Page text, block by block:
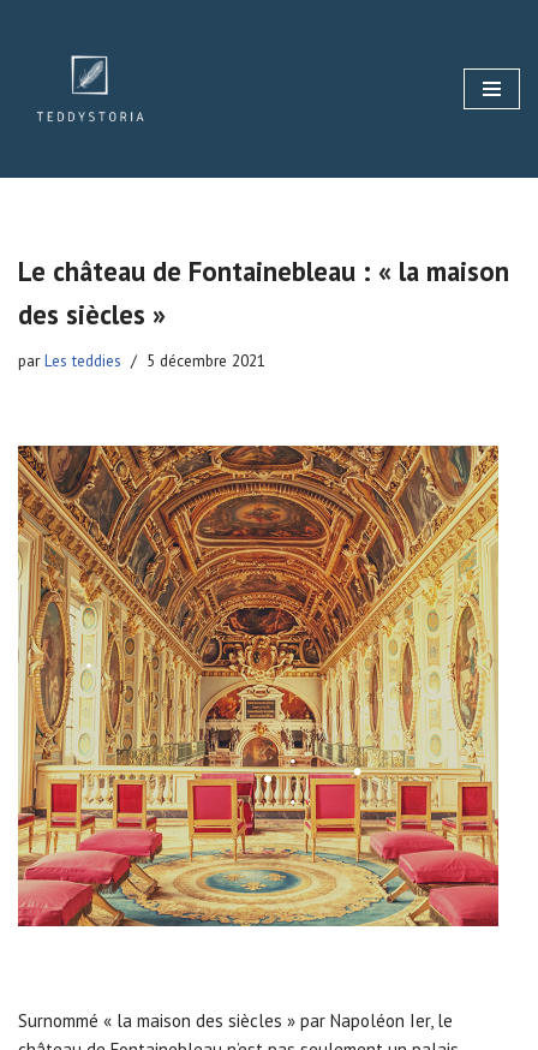
contenu
Le château de Fontainebleau : « la maison
des siècles »
parLes teddies 5 décembre 2021
Surnommé « la maison des siècles » par Napoléon Ier, le